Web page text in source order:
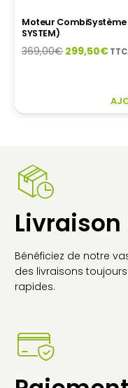
Moteur CombiSystème
SYSTEM)
369,00€ Le
369,00€.
299,50€Le
est
TTC
Livraison
Bénéficiez de notre
des livraisons
rapides.